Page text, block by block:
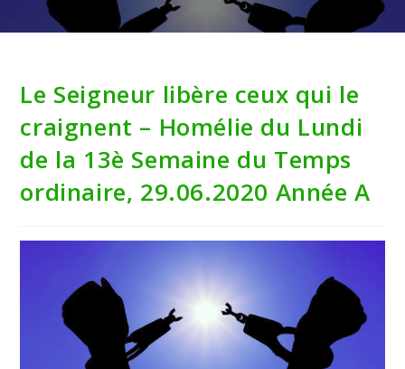
Le Seigneur libère ceux qui le
craignent – Homélie du Lundi
de la 13è Semaine du Temps
ordinaire, 29.06.2020 Année A